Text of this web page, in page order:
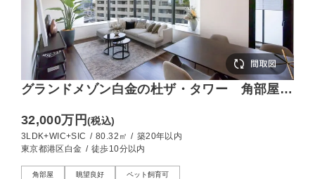
グランドメゾン白金の杜ザ・タワー 角部屋か
32,000万円(税込)
3LDK+WIC+SIC / 80.32㎡ / 築20年以内
東京都港区白金 / 徒歩10分以内
角部屋 眺望良好 ペット飼育可